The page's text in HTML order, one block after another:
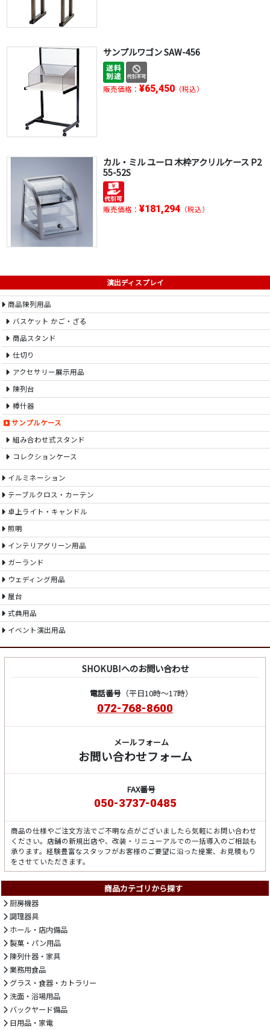
サンプルワゴン SAW-456
販売価格： ¥65,450（税込）
カル・ミル ユーロ 木枠アクリルケース P2
55-52S
販売価格： ¥181,294（税込）
演出ディスプレイ
商品陳列用品
バスケット かご・ざる
商品スタンド
仕切り
アクセサリー展示用品
陳列台
樽什器
サンプルケース
組み合わせ式スタンド
コレクションケース
イルミネーション
テーブルクロス・カーテン
卓上ライト・キャンドル
照明
インテリアグリーン用品
ガーランド
ウェディング用品
屋台
式典用品
イベント演出用品
SHOKUBIへのお問い合わせ
電話番号（平日10時～17時）
072-768-8600
メールフォーム
お問い合わせフォーム
FAX番号
050-3737-0485
商品の仕様やご注文方法でご不明な点がございましたら気軽にお問い合わせ
ください。店舗の新規出店や、改装・リニューアルでの一括導入のご相談も
承ります。経験豊富なスタッフがお客様のご要望に沿った提案、お見積もり
をさせていただきます。
商品カテゴリから探す
厨房機器
調理器具
ホール・店内備品
製菓・パン用品
陳列什器・家具
業務用食品
グラス・食器・カトラリー
洗面・浴場用品
バックヤード備品
日用品・家電